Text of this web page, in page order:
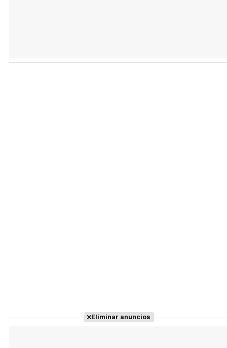
Eliminar anuncios